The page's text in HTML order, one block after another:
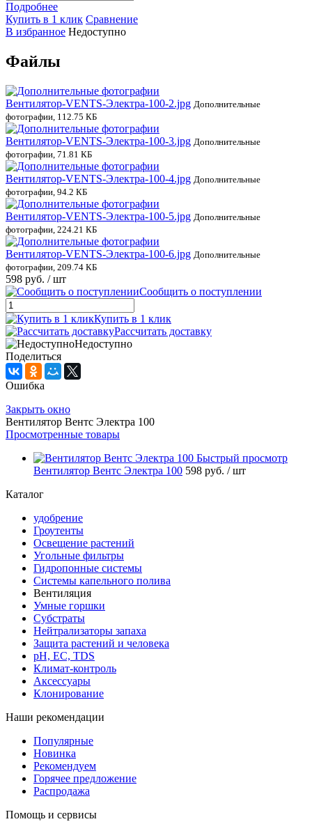
Подробнее
Купить в 1 клик Сравнение
В избранное Недоступно
Файлы
Вентилятор-VENTS-Электра-100-2.jpg Дополнительные
фотографии, 112.75 КБ
Вентилятор-VENTS-Электра-100-3.jpg Дополнительные
фотографии, 71.81 КБ
Вентилятор-VENTS-Электра-100-4.jpg Дополнительные
фотографии, 94.2 КБ
Вентилятор-VENTS-Электра-100-5.jpg Дополнительные
фотографии, 224.21 КБ
Вентилятор-VENTS-Электра-100-6.jpg Дополнительные
фотографии, 209.74 КБ
598 руб. / шт
Сообщить о поступлении
Купить в 1 клик
Рассчитать доставку
Недоступно
Поделиться
Ошибка
Закрыть окно
Вентилятор Вентс Электра 100
Просмотренные товары
Быстрый просмотр
Вентилятор Вентс Электра 100 598 руб. / шт
Каталог
удобрение
Гроутенты
Освещение растений
Угольные фильтры
Гидропонные системы
Системы капельного полива
Вентиляция
Умные горшки
Субстраты
Нейтрализаторы запаха
Защита растений и человека
pH, EC, TDS
Климат-контроль
Аксессуары
Клонирование
Наши рекомендации
Популярные
Новинка
Рекомендуем
Горячее предложение
Распродажа
Помощь и сервисы